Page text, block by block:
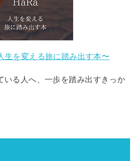
生を変える旅に踏み出す本〜
いる人へ、一歩を踏み出すきっか